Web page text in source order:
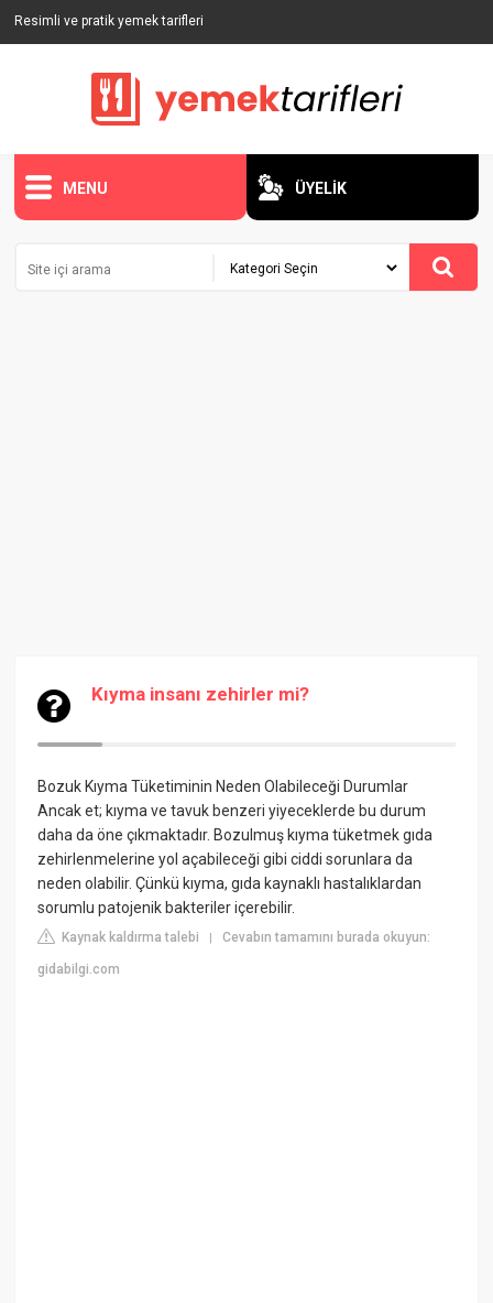
Resimli ve pratik yemek tarifleri
MENU ÜYELİK
Kıyma insanı zehirler mi?
Bozuk Kıyma Tüketiminin Neden Olabileceği Durumlar
Ancak et; kıyma ve tavuk benzeri yiyeceklerde bu durum
daha da öne çıkmaktadır. Bozulmuş kıyma tüketmek gıda
zehirlenmelerine yol açabileceği gibi ciddi sorunlara da
neden olabilir. Çünkü kıyma, gıda kaynaklı hastalıklardan
sorumlu patojenik bakteriler içerebilir.
Kaynak kaldırma talebi |Cevabın tamamını burada okuyun:
gidabilgi.com